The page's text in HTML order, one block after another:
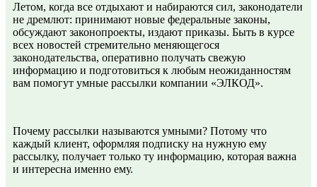
Летом, когда все отдыхают и набираются сил, законодатели
не дремлют: принимают новые федеральные законы,
обсуждают законопроекты, издают приказы. Быть в курсе
всех новостей стремительно меняющегося
законодательства, оперативно получать свежую
информацию и подготовиться к любым неожиданностям
вам помогут умные рассылки компании «ЭЛКОД».
Почему рассылки называются умными? Потому что
каждый клиент, оформляя подписку на нужную ему
рассылку, получает только ту информацию, которая важна
и интересна именно ему.